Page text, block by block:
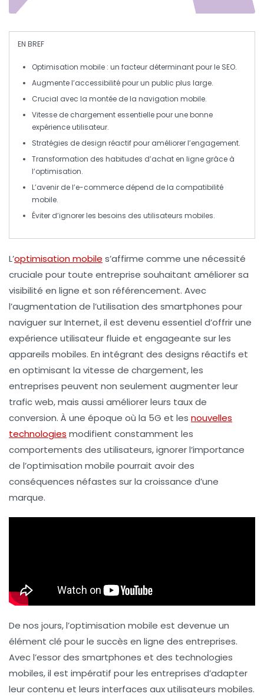
EN BREF
Optimisation mobile : un facteur déterminant pour le SEO.
Augmente l’accessibilitépour un public plus large.
Crucial avec la montée de la navigation mobile.
Vitesse de chargement essentielle pour une bonne
expérience utilisateur.
Stratégies de design réactifpour améliorer l’engagement.
Transformation des habitudes d’achat en ligne grâce à
l’optimisation.
L’avenir de l’e-commerce dépend de la compatibilité
mobile.
Éviter d’ignorer les besoins des utilisateurs mobiles.
L’optimisation mobile s’affirme comme une nécessité
cruciale pour toute entreprise souhaitant améliorer sa
visibilité en ligne et son référencement. Avec
l’augmentation de l’utilisation des smartphones pour
naviguer sur Internet, il est devenu essentiel d’offrir une
expérience utilisateur fluide et engageante sur les
appareils mobiles. En intégrant des designs réactifs et
en optimisant la vitesse de chargement, les
entreprises peuvent non seulement augmenter leur
trafic web, mais aussi améliorer leurs taux de
conversion. À une époque où la 5G et les nouvelles
technologies modifient constamment les
comportements des utilisateurs, ignorer l’importance
de l’optimisation mobile pourrait avoir des
conséquences néfastes sur la croissance d’une
marque.
De nos jours, l’optimisation mobile est devenue un
élément clé pour le succès en ligne des entreprises.
Avec l’essor des smartphones et des technologies
mobiles, il est impératif pour les entreprises d’adapter
leur contenu et leurs interfaces aux utilisateurs mobiles.